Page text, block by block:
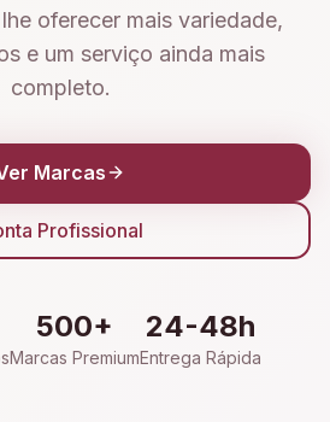
oferecer mais variedade,
e um serviço ainda mais
completo.
Marcas
Profissional
500+
Marcas Premium
24-48h
Entrega Rápida